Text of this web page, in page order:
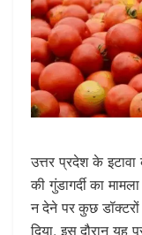
उत्तर प्रदेश के इटावा
की गुंडागर्दी का
न देने पर कुछ डॉक्टरों
दिया. इस दौरान यह